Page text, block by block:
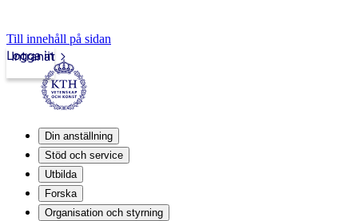
Till innehåll på sidan
Intranät
Logga in
Din anställning
Stöd och service
Utbilda
Forska
Organisation och styrning